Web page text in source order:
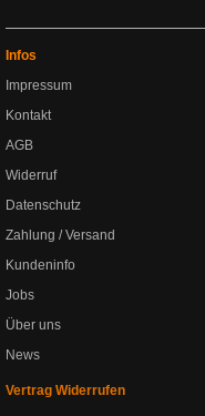
Infos
Impressum
Kontakt
AGB
Widerruf
Datenschutz
Zahlung / Versand
Kundeninfo
Jobs
Über uns
News
Vertrag Widerrufen